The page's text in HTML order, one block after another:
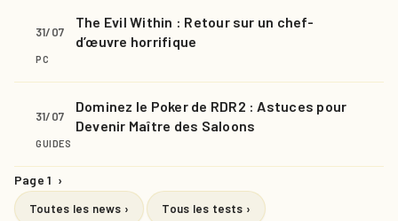
31/07
The Evil Within : Retour sur un chef-
d’œuvre horrifique
PC
31/07
Dominez le Poker de RDR2 : Astuces pour
Devenir Maître des Saloons
GUIDES
Page 1 ›
Toutes les news › Tous les tests ›